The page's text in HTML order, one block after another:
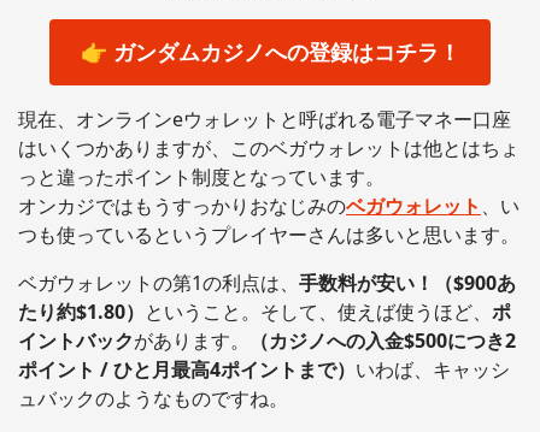
👉 ガンダムカジノへの登録はコチラ！
現在、オンラインeウォレットと呼ばれる電子マネー口座
はいくつかありますが、このベガウォレットは他とはちょ
っと違ったポイント制度となっています。
オンカジではもうすっかりおなじみのベガウォレット 、い
つも使っているというプレイヤーさんは多いと思います。
ベガウォレットの第1の利点は、 手数料が安い！（$900あ
たり約$1.80） ということ。そして、使えば使うほど、 ポ
イントバックがあります。
（カジノへの入金$500につき2
ポイント / ひと月最高4ポイントまで） いわば、キャッシ
ュバックのようなものですね。